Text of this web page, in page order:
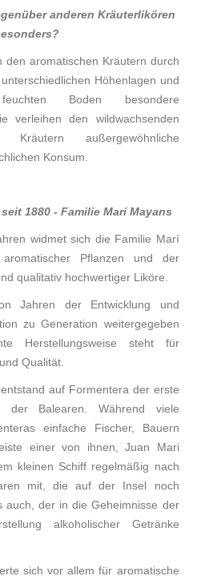
anderen Kräuterlikören
den aromatischen Kräutern durch
Höhenlagen und
Boden besondere
verleihen den wildwachsenden
außergewöhnliche
Konsum.
1880 - Familie Marí Mayans
widmet sich die Familie Marí
Pflanzen und der
qualitativ hochwertiger Liköre.
Jahren der Entwicklung und
zu Generation weitergegeben
Herstellungsweise steht für
Qualität.
auf Formentera der erste
der Balearen. Während viele
einfache Fischer, Bauern
einer von ihnen, Juan Mari
kleinen Schiff regelmäßig nach
mit, die auf der Insel noch
auch, der in die Geheimnisse der
alkoholischer Getränke
sich vor allem für aromatische